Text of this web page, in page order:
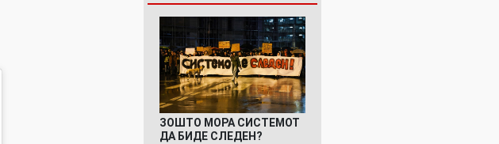
ЗОШТО МОРА СИСТЕМОТ
ДА БИДЕ СЛЕДЕН?